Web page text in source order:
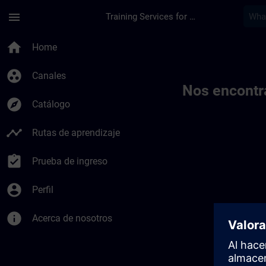
menu Training Services for Digital Industries
home Home
group_work Canales
explore Catálogo
timeline Rutas de aprendizaje
assignment_turned_in Prueba de ingreso
account_circle Perfil
info Acerca de nosotros
Nos